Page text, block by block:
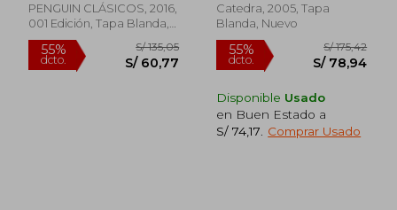
PENGUIN CLÁSICOS, 2016,
001 Edición, Tapa Blanda,
Nuevo
Catedra, 2005, Tapa
Blanda, Nuevo
Disponible Usado
en Buen Estado a
S/ 74,17
Comprar Usado